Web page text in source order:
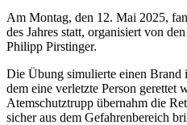
Am Montag, den 12. Mai 2025,
des Jahres statt, organisiert von
Philipp Pirstinger.
Die Übung simulierte einen Brand
dem eine verletzte Person gerettet
Atemschutztrupp übernahm die
sicher aus dem Gefahrenbereich